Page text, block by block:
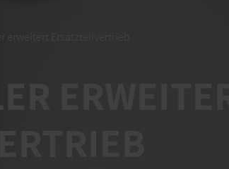
erweitert Ersatzteilvertrieb